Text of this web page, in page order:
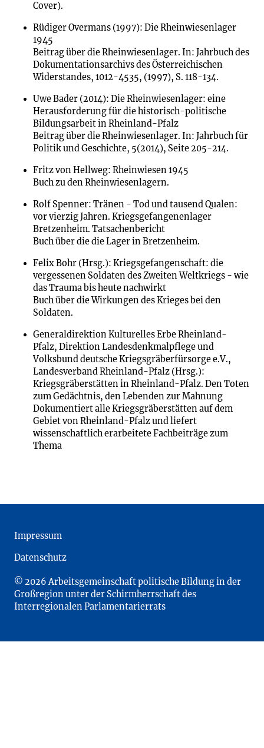
Cover).
Rüdiger Overmans (1997): Die Rheinwiesenlager
1945
Beitrag über die Rheinwiesenlager. In: Jahrbuch des
Dokumentationsarchivs des Österreichischen
Widerstandes, 1012-4535, (1997), S. 118-134.
Uwe Bader (2014): Die Rheinwiesenlager: eine
Herausforderung für die historisch-politische
Bildungsarbeit in Rheinland-Pfalz
Beitrag über die Rheinwiesenlager. In: Jahrbuch für
Politik und Geschichte, 5(2014), Seite 205-214.
Fritz von Hellweg: Rheinwiesen 1945
Buch zu den Rheinwiesenlagern.
Rolf Spenner: Tränen - Tod und tausend Qualen:
vor vierzig Jahren. Kriegsgefangenenlager
Bretzenheim. Tatsachenbericht
Buch über die die Lager in Bretzenheim.
Felix Bohr (Hrsg.): Kriegsgefangenschaft: die
vergessenen Soldaten des Zweiten Weltkriegs - wie
das Trauma bis heute nachwirkt
Buch über die Wirkungen des Krieges bei den
Soldaten.
Generaldirektion Kulturelles Erbe Rheinland-
Pfalz, Direktion Landesdenkmalpflege und
Volksbund deutsche Kriegsgräberfürsorge e.V.,
Landesverband Rheinland-Pfalz (Hrsg.):
Kriegsgräberstätten in Rheinland-Pfalz. Den Toten
zum Gedächtnis, den Lebenden zur Mahnung
Dokumentiert alle Kriegsgräberstätten auf dem
Gebiet von Rheinland-Pfalz und liefert
wissenschaftlich erarbeitete Fachbeiträge zum
Thema
Impressum
Datenschutz
© 2026 Arbeitsgemeinschaft politische Bildung in der
Großregion unter der Schirmherrschaft des
Interregionalen Parlamentarierrats